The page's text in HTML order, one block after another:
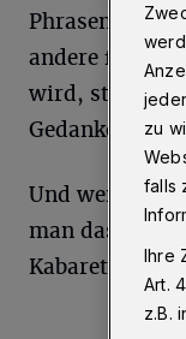
andere faseln,
wird, stellt er
Gedanken.
Und wenn der
man das so
Kabarettist:
zu
falls
Ihre
Art.
z.B.